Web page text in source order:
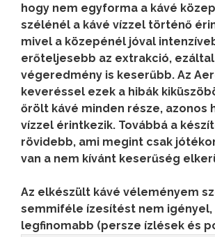
hogy nem egyforma a kávé
szélénél a kávé vízzel történő
mivel a közepénél jóval
erőteljesebb az extrakció,
végeredmény is keserűbb. Az
keveréssel ezek a hibák
őrölt kávé minden része, azonos
vízzel érintkezik. Továbbá a
rövidebb, ami megint csak
van a nem kívánt keserűség
Az elkészült kávé véleményem
semmiféle ízesítést nem igényel,
legfinomabb (persze ízlések és